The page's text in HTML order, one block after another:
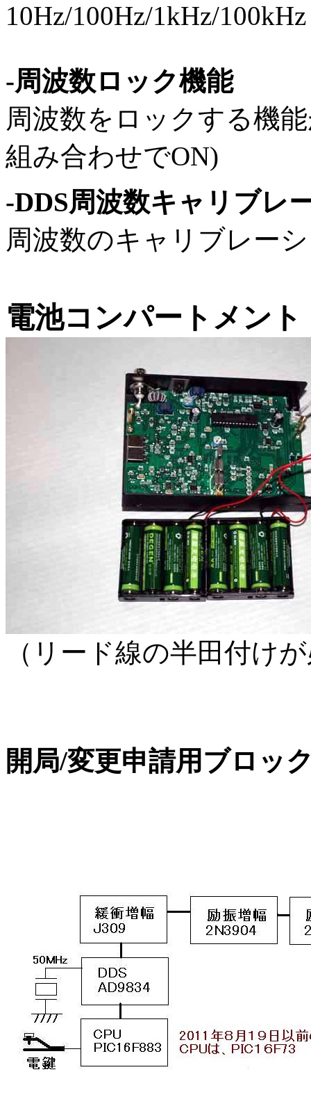
10Hz/100Hz/1kHz/100kHz
-周波数ロック機能
周波数をロックする機
組み合わせでON)
-DDS周波数キャリブレ
周波数のキャリブレー
電池コンパートメント
（リード線の半田付け
開局/変更申請用ブロッ